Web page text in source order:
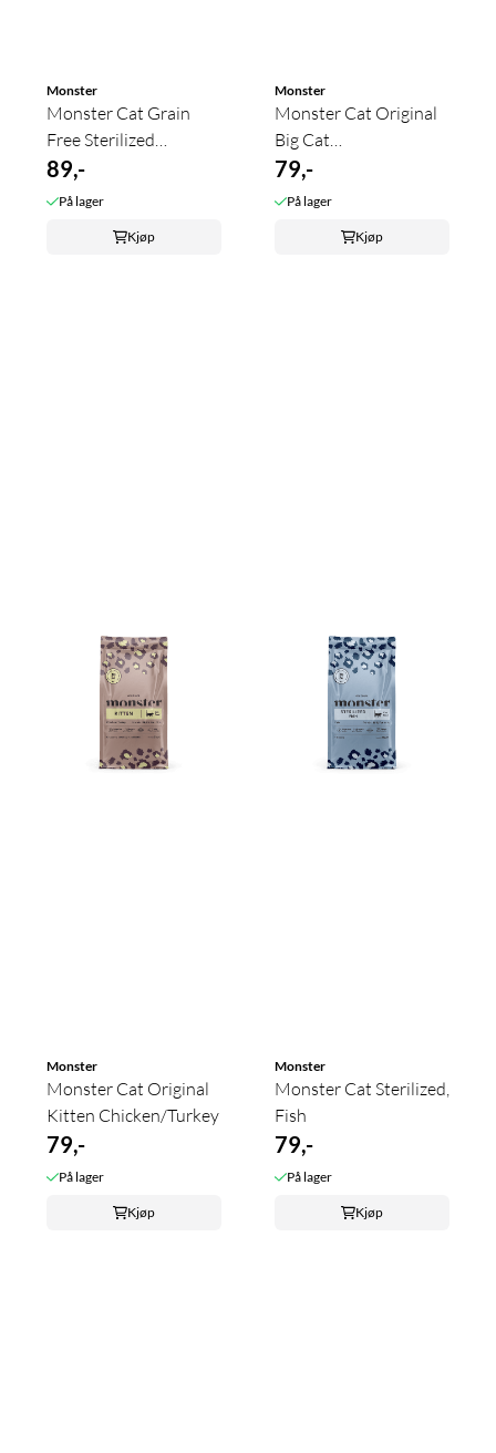
Monster
Monster Cat Grain
Free Sterilized
Turkey/Chicken
89,-
På lager
Kjøp
Monster
Monster Cat Original
Big Cat
Chicken/Turkey
79,-
På lager
Kjøp
Monster
Monster Cat Original
Kitten Chicken/Turkey
79,-
På lager
Kjøp
Monster
Monster Cat Sterilized,
Fish
79,-
På lager
Kjøp